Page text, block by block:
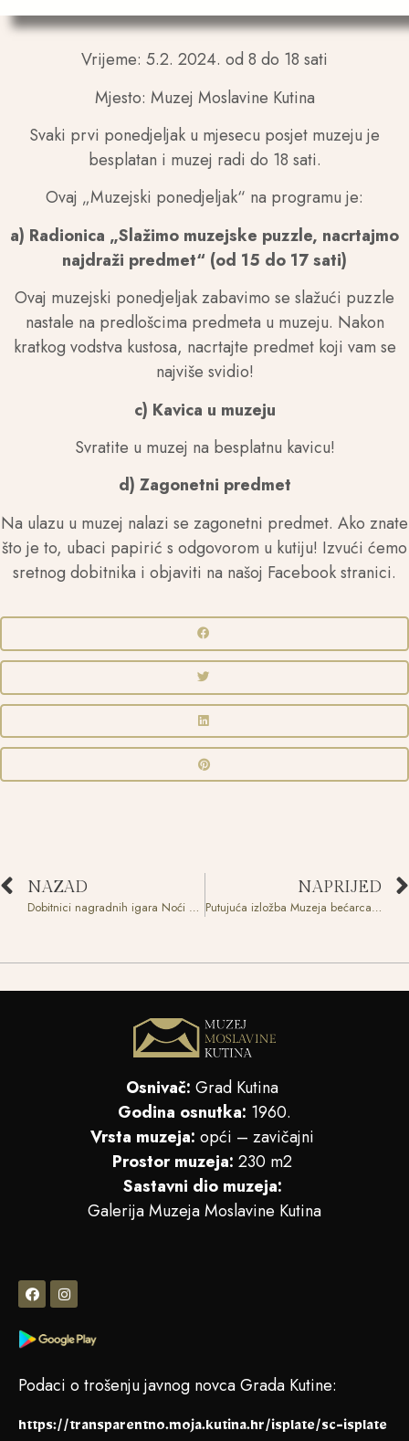
Vrijeme: 5.2. 2024. od 8 do 18 sati
Mjesto: Muzej Moslavine Kutina
Svaki prvi ponedjeljak u mjesecu posjet muzeju je
besplatan i muzej radi do 18 sati.
Ovaj „Muzejski ponedjeljak“ na programu je:
a) Radionica „Slažimo muzejske puzzle, nacrtajmo
najdraži predmet“ (od 15 do 17 sati)
Ovaj muzejski ponedjeljak zabavimo se slažući puzzle
nastale na predlošcima predmeta u muzeju. Nakon
kratkog vodstva kustosa, nacrtajte predmet koji vam se
najviše svidio!
c) Kavica u muzeju
Svratite u muzej na besplatnu kavicu!
d) Zagonetni predmet
Na ulazu u muzej nalazi se zagonetni predmet. Ako znate
što je to, ubaci papirić s odgovorom u kutiju! Izvući ćemo
sretnog dobitnika i objaviti na našoj Facebook stranici.
NAZAD
Dobitnici nagradnih igara Noći muzeja:
NAPRIJED
Putujuća izložba Muzeja bećarca “Fenomen u dva stiha: bećarac”
Osnivač: Grad Kutina
Godina osnutka: 1960.
Vrsta muzeja: opći – zavičajni
Prostor muzeja: 230 m2
Sastavni dio muzeja:
Galerija Muzeja Moslavine Kutina
Podaci o trošenju javnog novca Grada Kutine:
https://transparentno.moja.kutina.hr/isplate/sc-isplate